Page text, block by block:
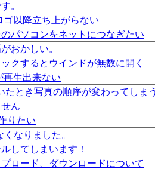
。
ゴ以降立ち上がらない
パソコンをネットにつなぎたい
おかしい。
クするとウインドが無数に開く
再生出来ない
たとき写真の順序が変わってしま
ん
りたい
なりました。
してしまいます！
ロード、ダウンロードについて